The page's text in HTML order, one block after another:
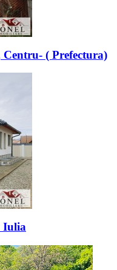
( Prefectura)
Iulia